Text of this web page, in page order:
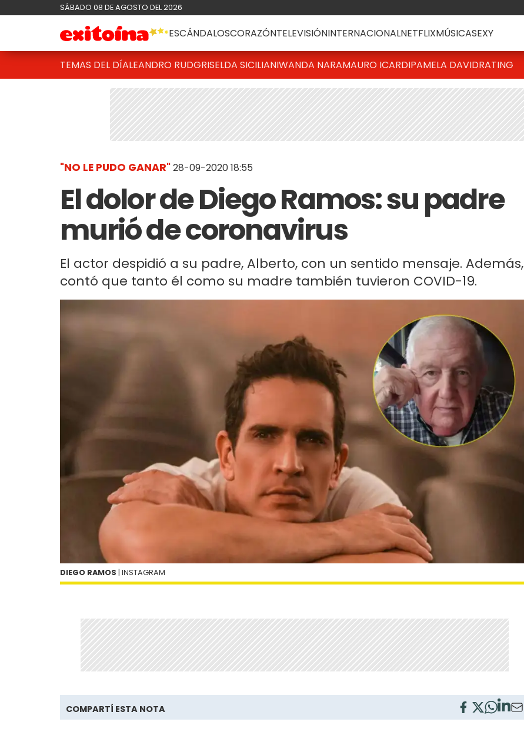
SÁBADO 08 DE AGOSTO DEL 2026
ESCÁNDALOSCORAZÓNTELEVISIÓNINTERNACIONALNETFLIXMÚSICASEXY
TEMAS DEL DÍALEANDRO RUDGRISELDA SICILIANIWANDA NARAMAURO ICARDIPAMELA DAVIDRATING
"NO LE PUDO GANAR"28-09-2020 18:55
El dolor de Diego Ramos: su padre
murió de coronavirus
El actor despidió a su padre, Alberto, con un sentido mensaje. Además,
contó que tanto él como su madre también tuvieron COVID-19.
DIEGO RAMOS | INSTAGRAM
COMPARTÍ ESTA NOTA